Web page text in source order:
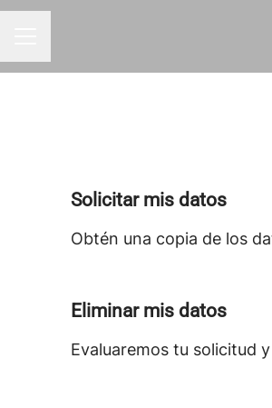
Solicitar mis datos
Obtén una copia de los
Eliminar mis datos
Evaluaremos tu solicitud